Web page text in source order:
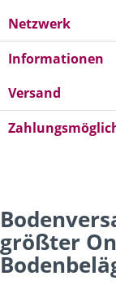
Netzwerk
Informationen
Versand
größter